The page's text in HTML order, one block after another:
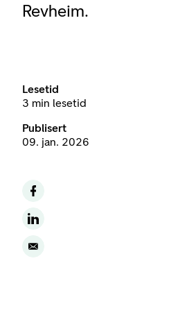
Revheim.
Lesetid
3 min lesetid
Publisert
09. jan. 2026